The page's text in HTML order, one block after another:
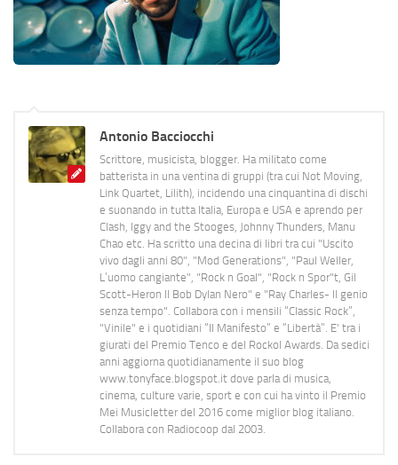
Antonio Bacciocchi
Scrittore, musicista, blogger. Ha militato come
batterista in una ventina di gruppi (tra cui Not Moving,
Link Quartet, Lilith), incidendo una cinquantina di dischi
e suonando in tutta Italia, Europa e USA e aprendo per
Clash, Iggy and the Stooges, Johnny Thunders, Manu
Chao etc. Ha scritto una decina di libri tra cui "Uscito
vivo dagli anni 80", "Mod Generations", "Paul Weller,
L’uomo cangiante", "Rock n Goal", "Rock n Spor"t, Gil
Scott-Heron Il Bob Dylan Nero" e "Ray Charles- Il genio
senza tempo". Collabora con i mensili “Classic Rock”,
"Vinile" e i quotidiani “Il Manifesto” e “Libertà”. E' tra i
giurati del Premio Tenco e del Rockol Awards. Da sedici
anni aggiorna quotidianamente il suo blog
www.tonyface.blogspot.it dove parla di musica,
cinema, culture varie, sport e con cui ha vinto il Premio
Mei Musicletter del 2016 come miglior blog italiano.
Collabora con Radiocoop dal 2003.